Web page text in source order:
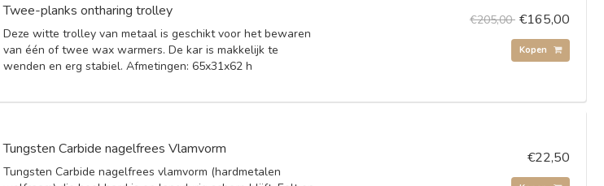
Twee-planks ontharing trolley
Deze witte trolley van metaal is geschikt voor het bewaren
van één of twee wax warmers. De kar is makkelijk te
wenden en erg stabiel. Afmetingen: 65x31x62 h
€205,00 €165,00
Kopen
Tungsten Carbide nagelfrees Vlamvorm
Tungsten Carbide nagelfrees vlamvorm (hardmetalen
€22,50